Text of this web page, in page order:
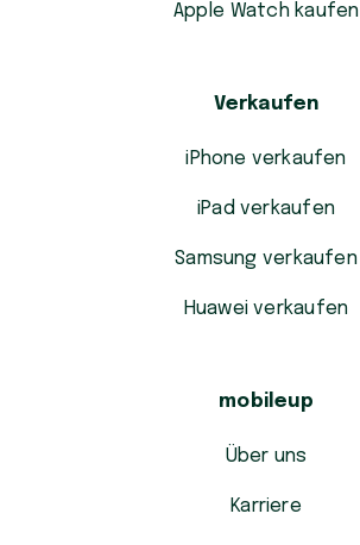
Apple Watch kaufen
Verkaufen
iPhone verkaufen
iPad verkaufen
Samsung verkaufen
Huawei verkaufen
mobileup
Über uns
Karriere